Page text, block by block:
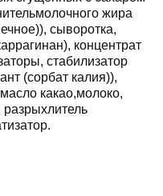
жира
сыворотка,
концентрат
стабилизатор
(сорбат калия)),
какао,молоко,